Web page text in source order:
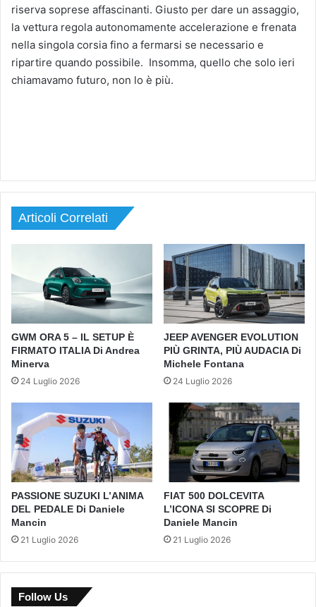
riserva soprese affascinanti. Giusto per dare un assaggio,
la vettura regola autonomamente accelerazione e frenata
nella singola corsia fino a fermarsi se necessario e
ripartire quando possibile. Insomma, quello che solo ieri
chiamavamo futuro, non lo è più.
Articoli Correlati
GWM ORA 5 – IL SETUP È
FIRMATO ITALIA Di Andrea
Minerva
24 Luglio 2026
JEEP AVENGER EVOLUTION
PIÙ GRINTA, PIÙ AUDACIA Di
Michele Fontana
24 Luglio 2026
PASSIONE SUZUKI L’ANIMA
DEL PEDALE Di Daniele
Mancin
21 Luglio 2026
FIAT 500 DOLCEVITA
L’ICONA SI SCOPRE Di
Daniele Mancin
21 Luglio 2026
Follow Us